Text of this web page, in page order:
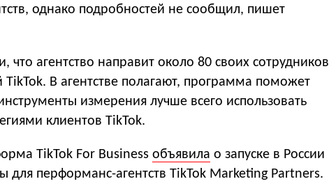
однако подробностей не сообщил, пишет
что агентство направит около 80 своих сотрудников
В агентстве полагают, программа поможет
измерения лучше всего использовать
клиентов TikTok.
TikTok For Business объявила о запуске в России
для перформанс-агентств TikTok Marketing Partners.